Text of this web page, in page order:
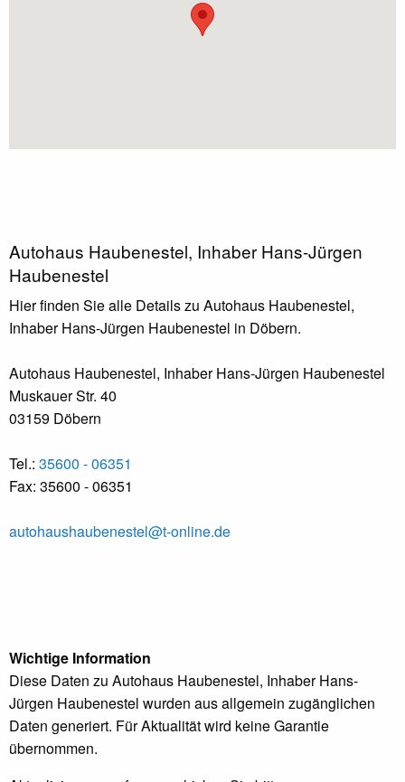
Autohaus Haubenestel, Inhaber Hans-Jürgen
Haubenestel
Hier finden Sie alle Details zu Autohaus Haubenestel,
Inhaber Hans-Jürgen Haubenestel in Döbern.
Autohaus Haubenestel, Inhaber Hans-Jürgen Haubenestel
Muskauer Str. 40
03159 Döbern
Tel.: 35600 - 06351
Fax: 35600 - 06351
autohaushaubenestel@t-online.de
Wichtige Information
Diese Daten zu Autohaus Haubenestel, Inhaber Hans-
Jürgen Haubenestel wurden aus allgemein zugänglichen
Daten generiert. Für Aktualität wird keine Garantie
übernommen.